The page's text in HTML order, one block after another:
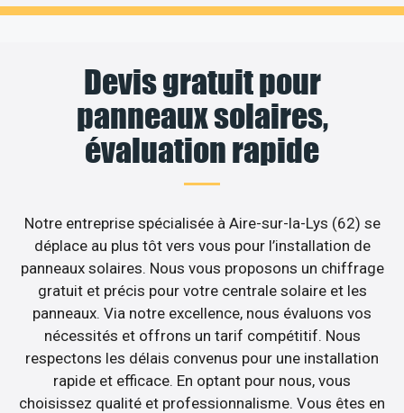
Devis gratuit pour
panneaux solaires,
évaluation rapide
Notre entreprise spécialisée à Aire-sur-la-Lys (62) se
déplace au plus tôt vers vous pour l’installation de
panneaux solaires. Nous vous proposons un chiffrage
gratuit et précis pour votre centrale solaire et les
panneaux. Via notre excellence, nous évaluons vos
nécessités et offrons un tarif compétitif. Nous
respectons les délais convenus pour une installation
rapide et efficace. En optant pour nous, vous
choisissez qualité et professionnalisme. Vous êtes en